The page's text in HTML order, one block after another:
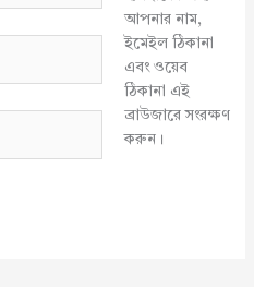
আপনার নাম,
ইমেইল ঠিকানা
এবং ওয়েব
ঠিকানা এই
ব্রাউজারে সংরক্ষণ
করুন।